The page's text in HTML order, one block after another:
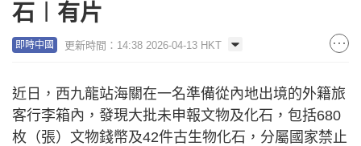
石︱有片
即時中國 更新時間：14:38 2026-04-13 HKT
近日，西九龍站海關在一名準備從內地出境的外籍旅
客行李箱內，發現大批未申報文物及化石，包括680
枚（張）文物錢幣及42件古生物化石，分屬國家禁止